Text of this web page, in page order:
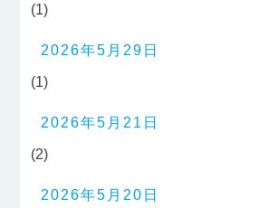
(1)
2026年5月29日
(1)
2026年5月21日
(2)
2026年5月20日